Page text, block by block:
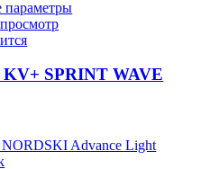
параметры
SPRINT WAVE